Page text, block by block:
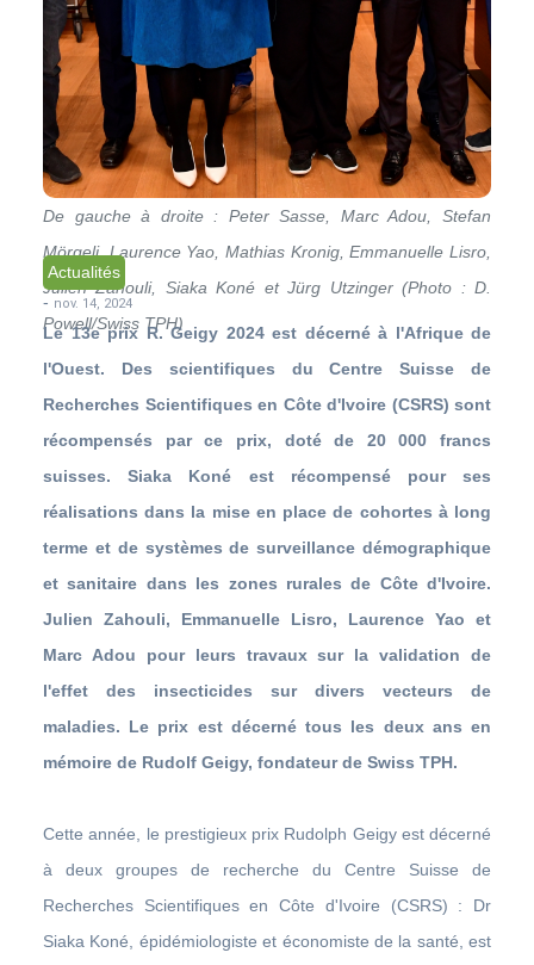
De gauche à droite : Peter Sasse, Marc Adou, Stefan
Mörgeli, Laurence Yao, Mathias Kronig, Emmanuelle Lisro,
Julien Zahouli, Siaka Koné et Jürg Utzinger (Photo : D.
Powell/Swiss TPH)
Actualités
- nov. 14, 2024
Le 13e prix R. Geigy 2024 est décerné à l'Afrique de
l'Ouest. Des scientifiques du Centre Suisse de
Recherches Scientifiques en Côte d'Ivoire (CSRS) sont
récompensés par ce prix, doté de 20 000 francs
suisses. Siaka Koné est récompensé pour ses
réalisations dans la mise en place de cohortes à long
terme et de systèmes de surveillance démographique
et sanitaire dans les zones rurales de Côte d'Ivoire.
Julien Zahouli, Emmanuelle Lisro, Laurence Yao et
Marc Adou pour leurs travaux sur la validation de
l'effet des insecticides sur divers vecteurs de
maladies. Le prix est décerné tous les deux ans en
mémoire de Rudolf Geigy, fondateur de Swiss TPH.
Cette année, le prestigieux prix Rudolph Geigy est décerné
à deux groupes de recherche du Centre Suisse de
Recherches Scientifiques en Côte d'Ivoire (CSRS) : Dr
Siaka Koné, épidémiologiste et économiste de la santé, est